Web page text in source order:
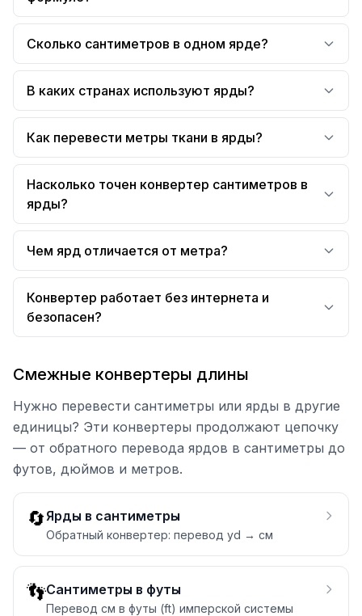
Сколько сантиметров в одном ярде?
В каких странах используют ярды?
Как перевести метры ткани в ярды?
Насколько точен конвертер сантиметров в
ярды?
Чем ярд отличается от метра?
Конвертер работает без интернета и
безопасен?
Смежные конвертеры длины
Нужно перевести сантиметры или ярды в другие
единицы? Эти конвертеры продолжают цепочку
— от обратного перевода ярдов в сантиметры до
футов, дюймов и метров.
🔄Ярды в сантиметры
Обратный конвертер: перевод yd → см
👣Сантиметры в футы
Перевод см в футы (ft) имперской системы